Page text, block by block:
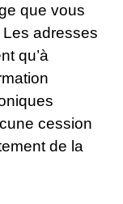
que vous
adresses
qu’à
cession
de la